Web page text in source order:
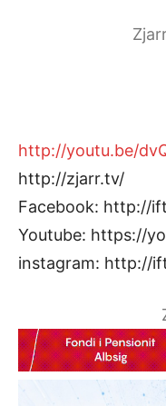
http://youtu.be/
http://zjarr.tv/
Facebook: http://
Youtube: https://
instagram: http://